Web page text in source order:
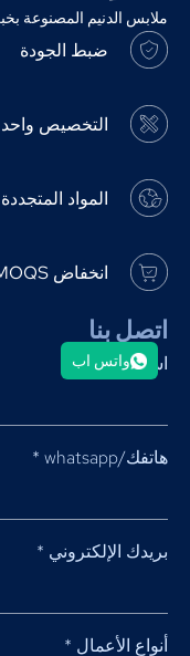
ملابس الدنيم المصنوعة
ضبط الجودة
التخصيص واحد
المواد المتجددة
انخفاض MOQS
اتصل بنا
اسمك*
هاتفك/whatsapp *
بريدك الإلكتروني*
أنواع الأعمال*
واتس اب